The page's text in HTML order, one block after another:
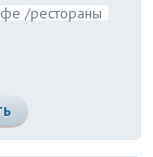
/рестораны